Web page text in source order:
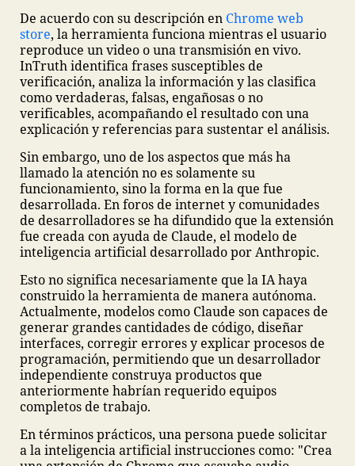
De acuerdo con su descripción en Chrome web
store, la herramienta funciona mientras el usuario
reproduce un video o una transmisión en vivo.
InTruth identifica frases susceptibles de
verificación, analiza la información y las clasifica
como verdaderas, falsas, engañosas o no
verificables, acompañando el resultado con una
explicación y referencias para sustentar el análisis.
Sin embargo, uno de los aspectos que más ha
llamado la atención no es solamente su
funcionamiento, sino la forma en la que fue
desarrollada. En foros de internet y comunidades
de desarrolladores se ha difundido que la extensión
fue creada con ayuda de Claude, el modelo de
inteligencia artificial desarrollado por Anthropic.
Esto no significa necesariamente que la IA haya
construido la herramienta de manera autónoma.
Actualmente, modelos como Claude son capaces de
generar grandes cantidades de código, diseñar
interfaces, corregir errores y explicar procesos de
programación, permitiendo que un desarrollador
independiente construya productos que
anteriormente habrían requerido equipos
completos de trabajo.
En términos prácticos, una persona puede solicitar
a la inteligencia artificial instrucciones como: "Crea